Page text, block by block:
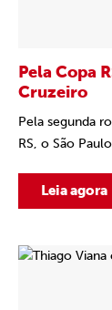
Pela Copa
Cruzeiro
Pela segunda
RS, o São
Leia agora